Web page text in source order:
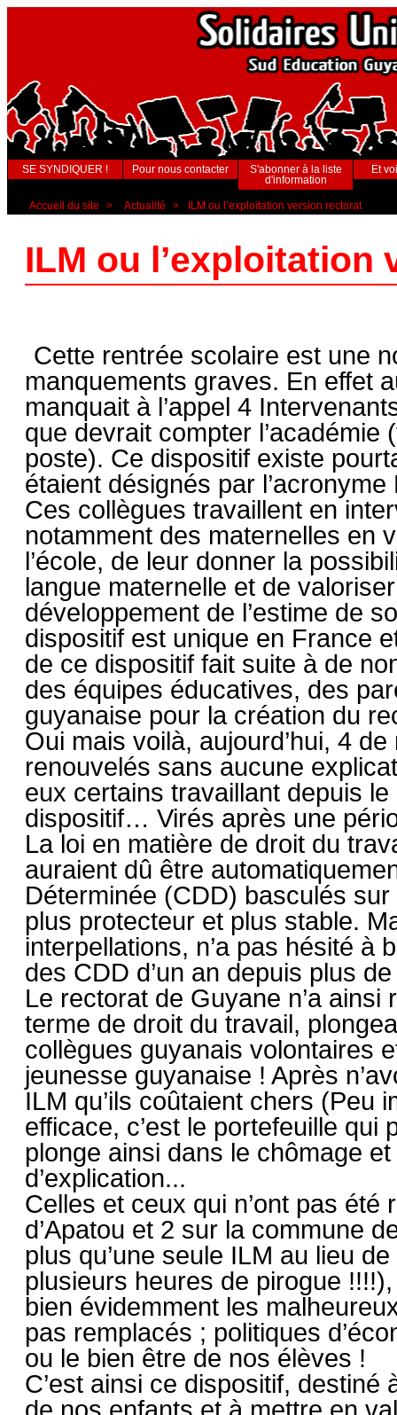
SE SYNDIQUER ! Pour nous contacter
S'abonner à la liste
d'information
Et
Accueil du site > Actualité > ILM ou l’exploitation version rectorat
ILM ou l’exploitation
Cette rentrée scolaire est une
manquements graves. En effet
manquait à l’appel 4
que devrait compter l’académie
poste). Ce dispositif existe
étaient désignés par
Ces collègues travaillent en
notamment des maternelles en
l’école, de leur donner la
langue maternelle et de
développement de l’estime de
dispositif est unique en France
de ce dispositif fait suite à de
des équipes éducatives, des
guyanaise pour la création du
Oui mais voilà, aujourd’hui, 4
renouvelés sans aucune
eux certains travaillant depuis
dispositif… Virés après une
La loi en matière de droit du
auraient dû être
Déterminée (CDD) basculés
plus protecteur et plus stable.
interpellations, n’a pas hésité à
des CDD d’un an depuis plus
Le rectorat de Guyane n’a
terme de droit du travail,
collègues guyanais volontaires
jeunesse guyanaise ! Après
ILM qu’ils coûtaient chers (Peu
efficace, c’est le portefeuille
plonge ainsi dans le chômage
d’explication...
Celles et ceux qui n’ont pas
d’Apatou et 2 sur la commune
plus qu’une seule ILM au lieu
plusieurs heures de pirogue
bien évidemment les
pas remplacés ; politiques
ou le bien être de nos élèves !
C’est ainsi ce dispositif,